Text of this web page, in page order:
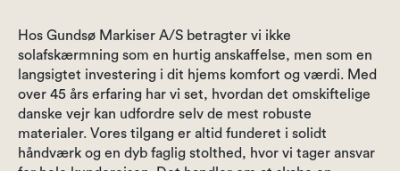
Hos Gundsø Markiser A/S betragter vi ikke
solafskærmning som en hurtig anskaffelse, men som en
langsigtet investering i dit hjems komfort og værdi. Med
over 45 års erfaring har vi set, hvordan det omskiftelige
danske vejr kan udfordre selv de mest robuste
materialer. Vores tilgang er altid funderet i solidt
håndværk og en dyb faglig stolthed, hvor vi tager ansvar